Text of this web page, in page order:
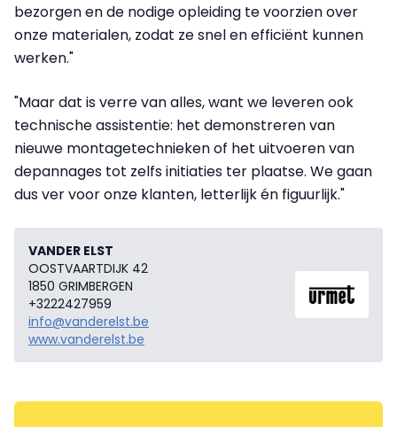
bezorgen en de nodige opleiding te voorzien over
onze materialen, zodat ze snel en efficiënt kunnen
werken."
"Maar dat is verre van alles, want we leveren ook
technische assistentie: het demonstreren van
nieuwe montagetechnieken of het uitvoeren van
depannages tot zelfs initiaties ter plaatse. We gaan
dus ver voor onze klanten, letterlijk én figuurlijk."
VANDER ELST
OOSTVAARTDIJK 42
1850 GRIMBERGEN
+3222427959
info@vanderelst.be
www.vanderelst.be